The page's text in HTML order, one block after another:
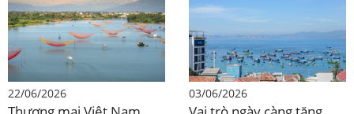
không nhất quán khiến việc tiếp cận thị trường trở nên
khó khăn.
– Giải pháp đề xuất
22/06/2026 03/06/2026